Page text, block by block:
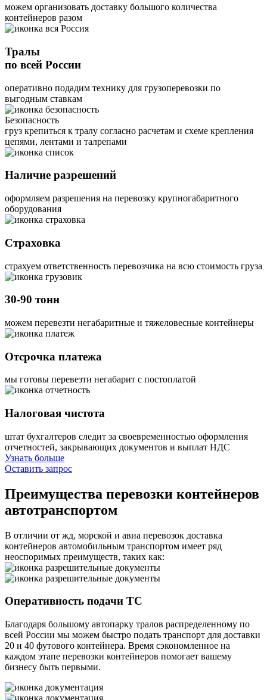
можем организовать доставку большого количества
контейнеров разом
Тралы
по всей России
оперативно подадим технику для грузоперевозки по
выгодным ставкам
Безопасность
груз крепиться к тралу согласно расчетам и схеме крепления
цепями, лентами и талрепами
Наличие разрешений
оформляем разрешения на перевозку крупногабаритного
оборудования
Страховка
страхуем ответственность перевозчика на всю стоимость груза
30-90 тонн
можем перевезти негабаритные и тяжеловесные контейнеры
Отсрочка платежа
мы готовы перевезти негабарит с постоплатой
Налоговая чистота
штат бухгалтеров следит за своевременностью оформления
отчетностей, закрывающих документов и выплат НДС
Узнать больше
Оставить запрос
Преимущества перевозки контейнеров
автотранспортом
В отличии от жд, морской и авиа перевозок доставка
контейнеров автомобильным транспортом имеет ряд
неоспоримых преимуществ, таких как:
Оперативность подачи ТС
Благодаря большому автопарку тралов распределенному по
всей России мы можем быстро подать транспорт для доставки
20 и 40 футового контейнера. Время сэкономленное на
каждом этапе перевозки контейнеров помогает вашему
бизнесу быть первыми.